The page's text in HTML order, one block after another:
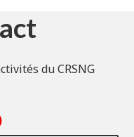
du CRSNG